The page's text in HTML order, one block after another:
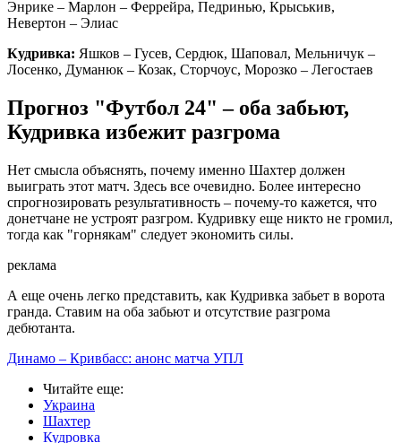
Энрике – Марлон – Феррейра, Педринью, Крыськив,
Невертон – Элиас
Кудривка: Яшков – Гусев, Сердюк, Шаповал, Мельничук –
Лосенко, Думанюк – Козак, Сторчоус, Морозко – Легостаев
Прогноз "Футбол 24" – оба забьют,
Кудривка избежит разгрома
Нет смысла объяснять, почему именно Шахтер должен
выиграть этот матч. Здесь все очевидно. Более интересно
спрогнозировать результативность – почему-то кажется, что
донетчане не устроят разгром. Кудривку еще никто не громил,
тогда как "горнякам" следует экономить силы.
реклама
А еще очень легко представить, как Кудривка забьет в ворота
гранда. Ставим на оба забьют и отсутствие разгрома
дебютанта.
Динамо – Кривбасс: анонс матча УПЛ
Читайте еще:
Украина
Шахтер
Кудровка